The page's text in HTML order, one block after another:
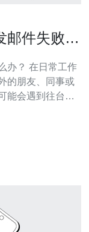
邮件失败怎
工作
的朋友、同事或
能会遇到往台湾